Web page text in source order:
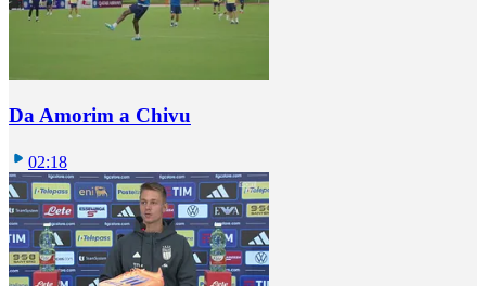
Da Amorim a Chivu
02:18